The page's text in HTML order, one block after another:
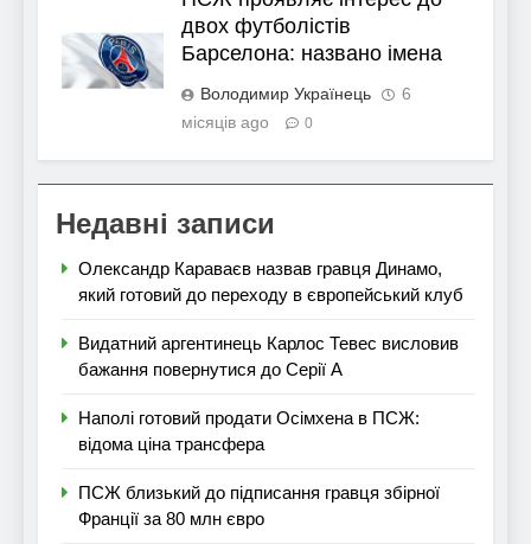
двох футболістів
Барселона: названо імена
Володимир Українець
6
місяців ago
0
Недавні записи
Олександр Караваєв назвав гравця Динамо,
який готовий до переходу в європейський клуб
Видатний аргентинець Карлос Тевес висловив
бажання повернутися до Серії А
Наполі готовий продати Осімхена в ПСЖ:
відома ціна трансфера
ПСЖ близький до підписання гравця збірної
Франції за 80 млн євро